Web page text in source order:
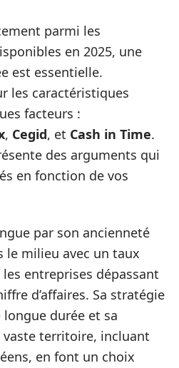
parmi les
en 2025, une
est essentielle.
les caractéristiques
facteurs :
, Cegid, et Cash in Time.
des arguments qui
en fonction de vos
par son ancienneté
le milieu avec un taux
entreprises dépassant
d’affaires. Sa stratégie
durée et sa
vaste territoire, incluant
en font un choix